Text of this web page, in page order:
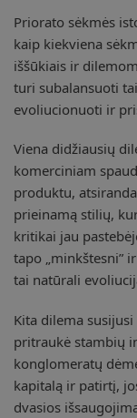
Priorato sėkmės
kaip kiekviena
iššūkiais ir
turi subalansuoti
evoliucionuoti ir
Viena didžiausių
komerciniam
produktu,
prieinamą stilių,
kritikai jau
tapo „minkštesni”
tai natūrali
Kita dilema
pritraukė stambių
konglomeratų
kapitalą ir patirtį,
dvasios